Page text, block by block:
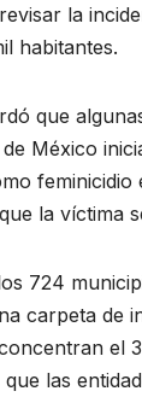
la
habitantes.
que
México
feminicidio
la víctima
724
carpeta de
el
las